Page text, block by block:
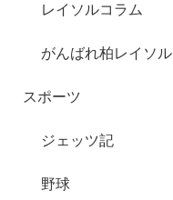
レイソルコラム
がんばれ柏レイソル
スポーツ
ジェッツ記
野球